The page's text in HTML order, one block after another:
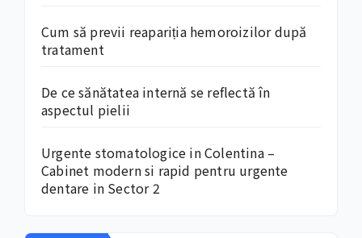
Cum să previi reapariția hemoroizilor după
tratament
De ce sănătatea internă se reflectă în
aspectul pielii
Urgente stomatologice in Colentina –
Cabinet modern si rapid pentru urgente
dentare in Sector 2